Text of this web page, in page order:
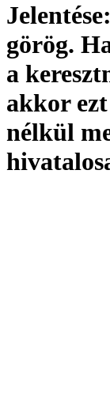
Jelentése:
görög.
a
akkor
nélkül